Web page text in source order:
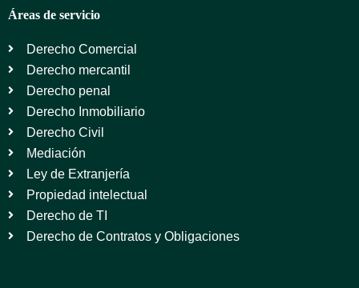
Áreas de servicio
Derecho Comercial
Derecho mercantil
Derecho penal
Derecho Inmobiliario
Derecho Civil
Mediación
Ley de Extranjería
Propiedad intelectual
Derecho de TI
Derecho de Contratos y Obligaciones